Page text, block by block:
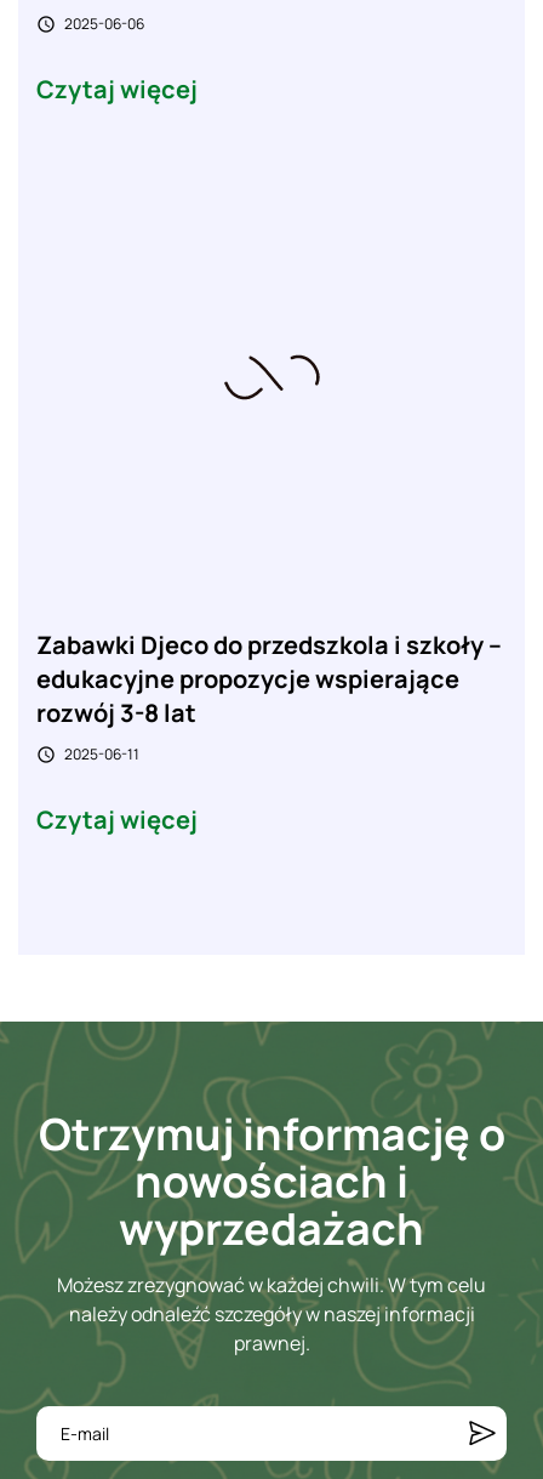
 2025-06-06
Czytaj więcej
Zabawki Djeco do przedszkola i szkoły –
edukacyjne propozycje wspierające
rozwój 3-8 lat
 2025-06-11
Czytaj więcej
Otrzymuj informację o
nowościach i
wyprzedażach
Możesz zrezygnować w każdej chwili. W tym celu
należy odnaleźć szczegóły w naszej informacji
prawnej.